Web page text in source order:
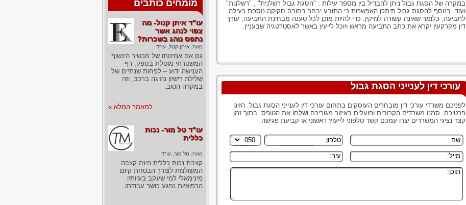
במקרה של הסגת גבול ניתן להבדיל בין מספר עילות : "הסגת גבול רשלנית" , "רשלנות"
ועוד. בנוסף להסגת גבול תיתכן האפשרות כי התובע יבחר בחובה חקוקה נוספת כעילה
לתביעה, כלומר שאינה קשורה לנזיקין. כדי להיות מוכן לכל טענה מבחינת התביעה, עורך
דין מקרקעין יקרא את כתב התביעה מראש ויוכל לייעץ באשר לאסטרטגיה שבעניין.
עורכי דין לענייני הסגת גבול
לפניכם משרדי עורכי דין מובחרים העוסקים בתחום עורכי דין לענייני הסגת גבול. הזינו
פרטיכם, סמנו משרדים הקרובים ופועלים באיזור מגוריכם ושלחו את הטופס. בתוך זמן
קצר נציגי המשרדים יצרו עמכם קשר טלפוני לייעוץ ראשוני או קביעת פגישה.
מומחים כותבים
עו"ד איתן קנול- מה
צפוי לנהג אשר
נתפס נוהג בשכרות?
מאת: איתן קנול, עו"ד
גם אם אמינותו של מכשיר הינשוף
המשטרתי מוטלת בספק, רף
הענישה ידוע – לפחות שנתיים של
שלילת רישיון נהיגה ברכב, וזה
במקרה הטוב.
למאמר המלא »
עו"ד טל מור- נכות
כללית
מאת: טל מור, עו"ד
קצבת נכות כללית הינה קצבה
המשולמת לצורך הבטחת קיום
מינימאלי למי שעקב בעיותיו
הרפואיות נפגע כושר עבודתו.